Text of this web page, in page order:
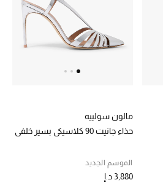
مالون سولييه
حذاء جانيت 90 كلاسيكي بسير خلفي
الموسم الجديد
3,880 د.إ